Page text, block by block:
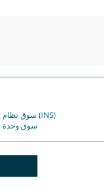
سوق نظام الملاحة بالقصور الذاتي (INS)
سوق وحدة